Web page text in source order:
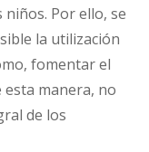
Por ello, se
la utilización
fomentar el
manera, no
de los